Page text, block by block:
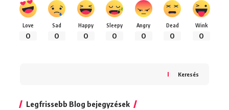
Love
0
Sad
0
Happy
0
Sleepy
0
Angry
0
Dead
0
Wink
0
Keresés
Legfrissebb Blog bejegyzések